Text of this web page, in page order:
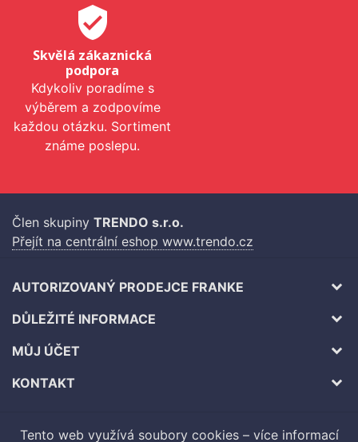
verified_user
Skvělá zákaznická
podpora
Kdykoliv poradíme s
výběrem a zodpovíme
každou otázku. Sortiment
známe poslepu.
Člen skupiny TRENDO s.r.o.
Přejít na centrální eshop www.trendo.cz
AUTORIZOVANÝ PRODEJCE FRANKE
DŮLEŽITÉ INFORMACE
MŮJ ÚČET
KONTAKT
Tento web využívá soubory cookies – více informací